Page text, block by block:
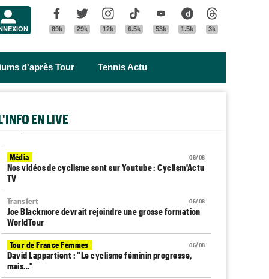
Facebook
89k
Twitter
29k
Instagram
12k
Tik Tok
6.5k
Youtube
53k
Dailymotion
1.5k 3k
d'après Tour Tennis Actu
EN LIVE
06/08
Média
Nos vidéos de cyclisme sont sur Youtube : Cyclism'Actu
TV
06/08
Transfert
Joe Blackmore devrait rejoindre une grosse formation
WorldTour
06/08
Tour de France Femmes
David Lappartient : "Le cyclisme féminin progresse,
mais…"